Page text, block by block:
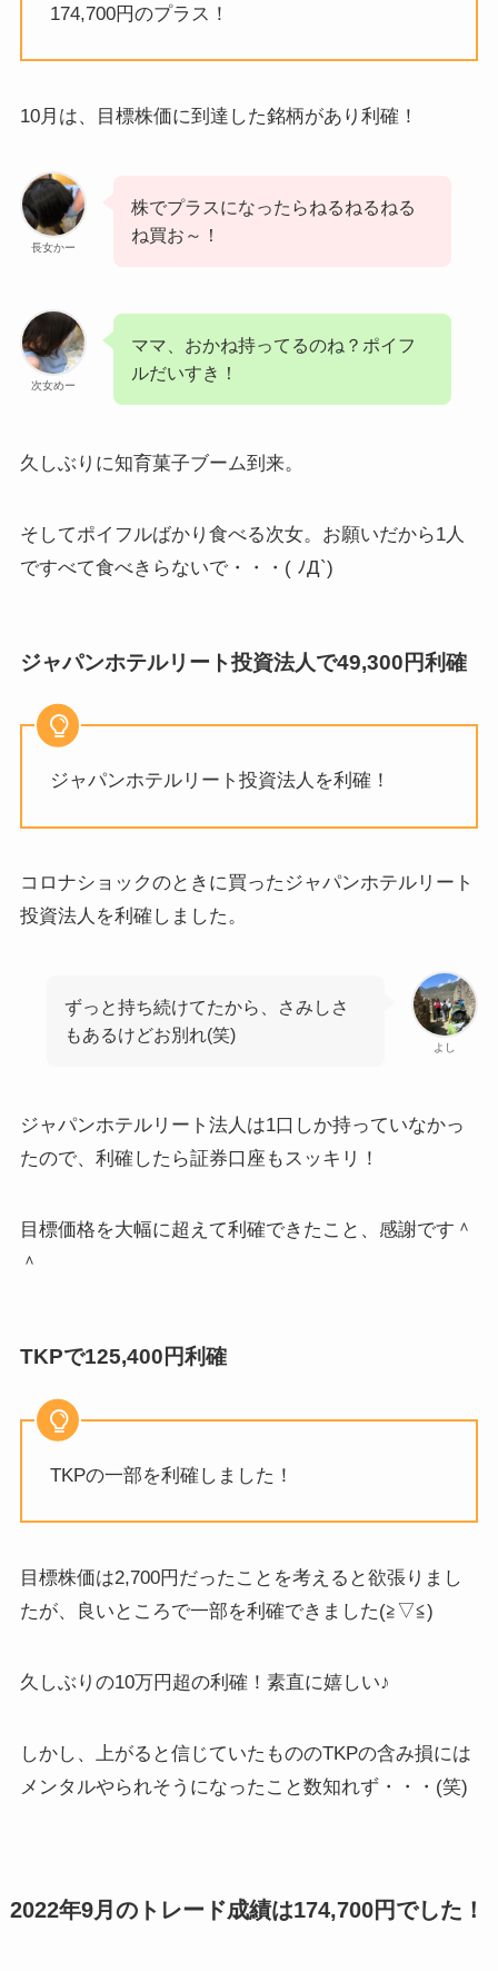
174,700円のプラス！
10月は、目標株価に到達した銘柄があり利確！
長女かー
株でプラスになったらねるねるねる
ね買お～！
次女めー
ママ、おかね持ってるのね？ポイフ
ルだいすき！
久しぶりに知育菓子ブーム到来。
そしてポイフルばかり食べる次女。お願いだから1人
ですべて食べきらないで・・・( ﾉД`)
ジャパンホテルリート投資法人で49,300円利確
ジャパンホテルリート投資法人を利確！
コロナショックのときに買ったジャパンホテルリート
投資法人を利確しました。
よし
ずっと持ち続けてたから、さみしさ
もあるけどお別れ(笑)
ジャパンホテルリート法人は1口しか持っていなかっ
たので、利確したら証券口座もスッキリ！
目標価格を大幅に超えて利確できたこと、感謝です＾
＾
TKPで125,400円利確
TKPの一部を利確しました！
目標株価は2,700円だったことを考えると欲張りまし
たが、良いところで一部を利確できました(≧▽≦)
久しぶりの10万円超の利確！素直に嬉しい♪
しかし、上がると信じていたもののTKPの含み損には
メンタルやられそうになったこと数知れず・・・(笑)
2022年9月のトレード成績は174,700円でした！